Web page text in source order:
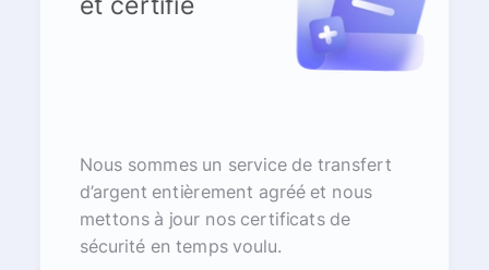
Nous sommes un service de transfert
d’argent entièrement agréé et nous
mettons à jour nos certificats de
sécurité en temps voulu.